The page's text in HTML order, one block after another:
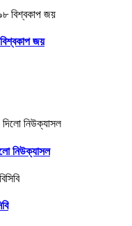
জয়
নিউক্যাসল